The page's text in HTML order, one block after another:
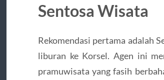
Sentosa Wisata
Rekomendasi pertama adalah
liburan ke Korsel. Agen ini
pramuwisata yang fasih